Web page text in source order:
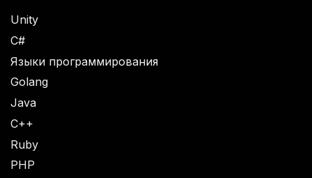
Unity
C#
Языки программирования
Golang
Java
C++
Ruby
PHP